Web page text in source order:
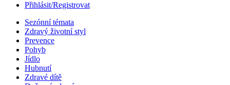
Přihlásit/Registrovat
Sezónní témata
Zdravý životní styl
Prevence
Pohyb
Jídlo
Hubnutí
Zdravé dítě